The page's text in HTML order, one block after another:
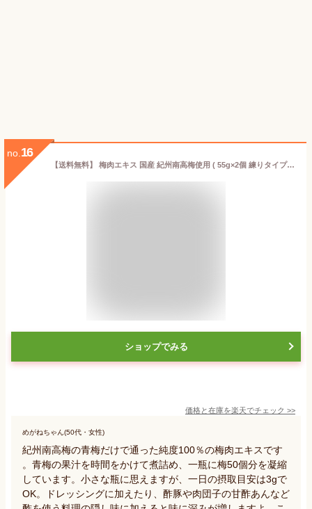
no. 16
【送料無料】 梅肉エキス 国産 紀州南高梅使用 ( 55g×2個 練りタイプ 無添加 塩分0% ) 梅エキス 【 和歌山紀州産の青梅果汁をたっぷり時間をかけて手作り仕上げ】 ばいにくエキス 梅肉 エキス うめえきす 敬老の日
ショップでみる
価格と在庫を楽天でチェック >>
めがねちゃん(50代・女性)
紀州南高梅の青梅だけで通った純度100％の梅肉エキスです
。青梅の果汁を時間をかけて煮詰め、一瓶に梅50個分を凝縮
しています。小さな瓶に思えますが、一日の摂取目安は3gで
OK。ドレッシングに加えたり、酢豚や肉団子の甘酢あんなど